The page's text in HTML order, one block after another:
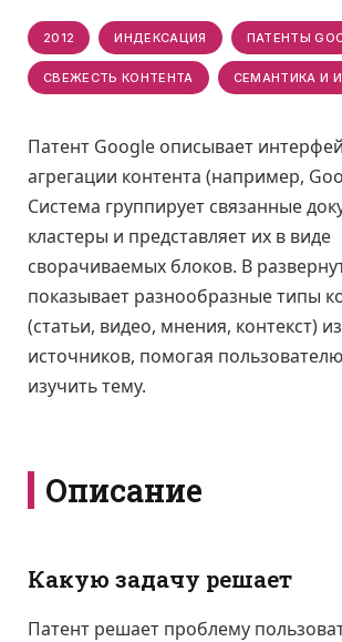
2012 ИНДЕКСАЦИЯ ПАТЕНТЫ
СВЕЖЕСТЬ КОНТЕНТА СЕМАНТИКА И
Патент Google описывает
агрегации контента (например,
Система группирует связанные
кластеры и представляет их в виде
сворачиваемых блоков. В
показывает разнообразные типы
(статьи, видео, мнения, контекст)
источников, помогая
изучить тему.
Описание
Какую задачу решает
Патент решает проблему